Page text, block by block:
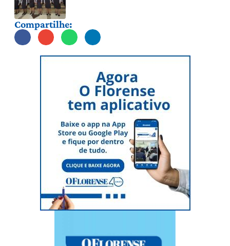
Compartilhe: